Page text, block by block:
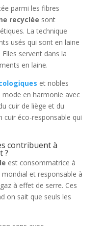
parmi les fibres
recyclée sont
La technique
usés qui sont en laine
servent dans la
en laine.
et nobles
en harmonie avec
cuir de liège et du
cuir éco-responsable qui
contribuent à
?
est consommatrice à
et responsable à
à effet de serre. Ces
on sait que seuls les